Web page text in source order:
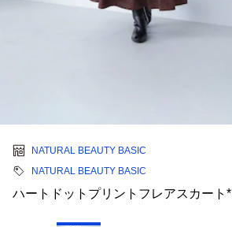
NATURAL BEAUTY BASIC
NATURAL BEAUTY BASIC
ハートドットプリントフレアスカート*